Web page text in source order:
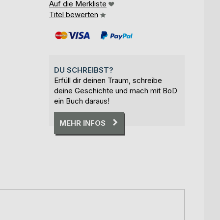
Auf die Merkliste
Titel bewerten
DU SCHREIBST?
Erfüll dir deinen Traum, schreibe
deine Geschichte und mach mit BoD
ein Buch daraus!
MEHR INFOS